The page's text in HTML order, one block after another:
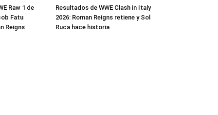
Raw 1 de
Fatu
Reigns
Resultados de WWE Clash in Italy
2026: Roman Reigns retiene y Sol
Ruca hace historia